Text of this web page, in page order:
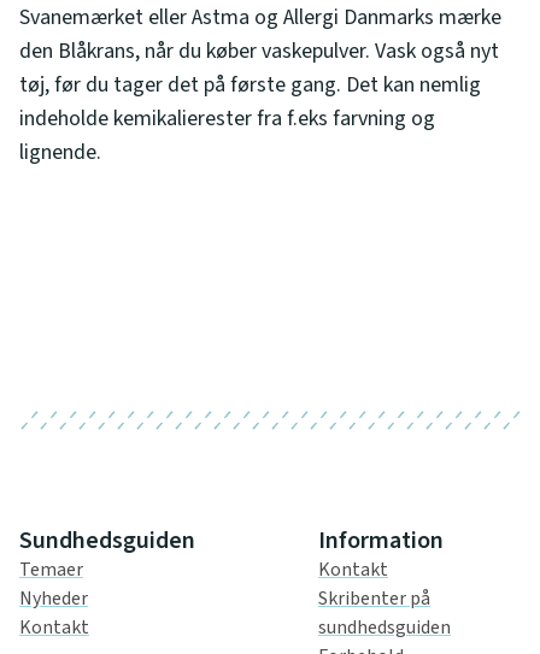
Svanemærket eller Astma og Allergi Danmarks mærke
den Blåkrans, når du køber vaskepulver. Vask også nyt
tøj, før du tager det på første gang. Det kan nemlig
indeholde kemikalierester fra f.eks farvning og
lignende.
Sundhedsguiden
Temaer
Nyheder
Kontakt
Information
Kontakt
Skribenter på
sundhedsguiden